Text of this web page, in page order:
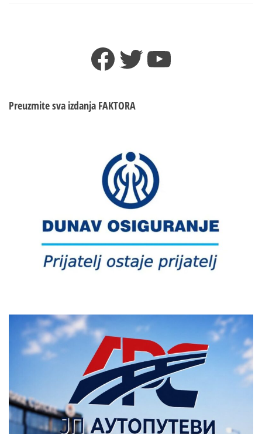
vrele
fotografije
Facebook
TwitterYouTube
Preuzmite sva izdanja FAKTORA